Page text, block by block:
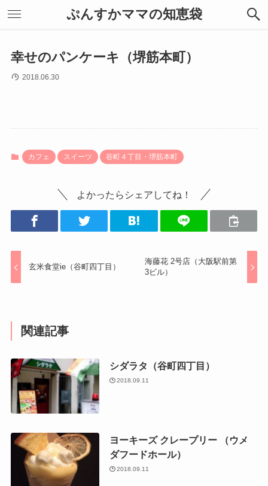
ぷんすかママの知恵袋
幸せのパンケーキ（堺筋本町）
2018.06.30
カフェ スイーツ 谷町４丁目・堺筋本町
よかったらシェアしてね！
玄米食堂ie（谷町四丁目）
海藤花 2号店（大阪駅前第
3ビル）
関連記事
シダラタ（谷町四丁目）
2018.09.11
ヨーキーズ クレープリー （ウメ
ダフードホール）
2018.09.11